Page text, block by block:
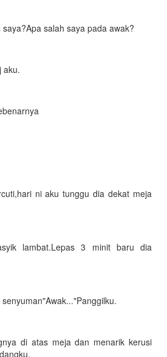
salah saya pada awak?
aku.
ni aku tunggu dia dekat meja
lambat.Lepas 3 minit baru dia
di atas meja dan menarik kerusi